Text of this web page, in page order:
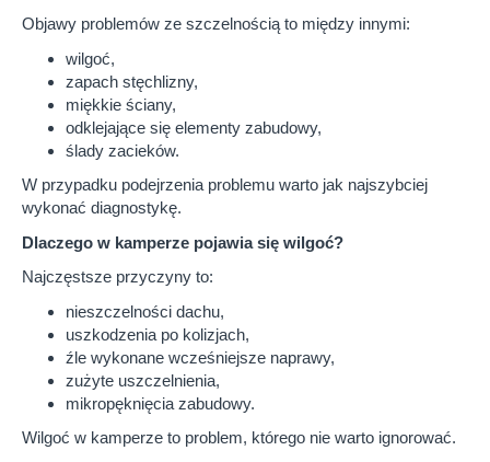
Objawy problemów ze szczelnością to między innymi:
wilgoć,
zapach stęchlizny,
miękkie ściany,
odklejające się elementy zabudowy,
ślady zacieków.
W przypadku podejrzenia problemu warto jak najszybciej
wykonać diagnostykę.
Dlaczego w kamperze pojawia się wilgoć?
Najczęstsze przyczyny to:
nieszczelności dachu,
uszkodzenia po kolizjach,
źle wykonane wcześniejsze naprawy,
zużyte uszczelnienia,
mikropęknięcia zabudowy.
Wilgoć w kamperze to problem, którego nie warto ignorować.